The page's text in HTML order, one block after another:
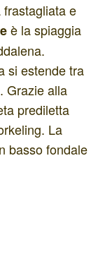
e
è la spiaggia
si estende tra
Grazie alla
prediletta
La
basso fondale